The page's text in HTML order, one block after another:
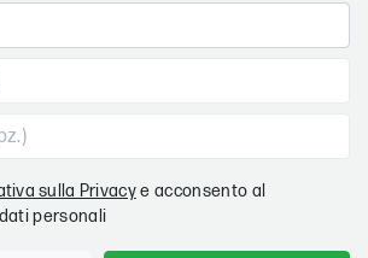
sulla Privacye acconsento al
personali